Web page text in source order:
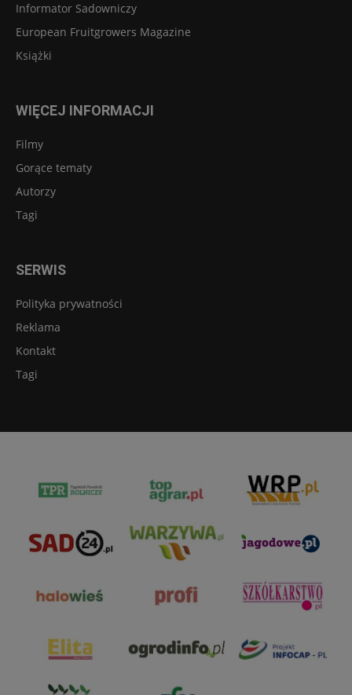
Informator Sadowniczy
European Fruitgrowers Magazine
Książki
WIĘCEJ INFORMACJI
Filmy
Gorące tematy
Autorzy
Tagi
SERWIS
Polityka prywatności
Reklama
Kontakt
Tagi